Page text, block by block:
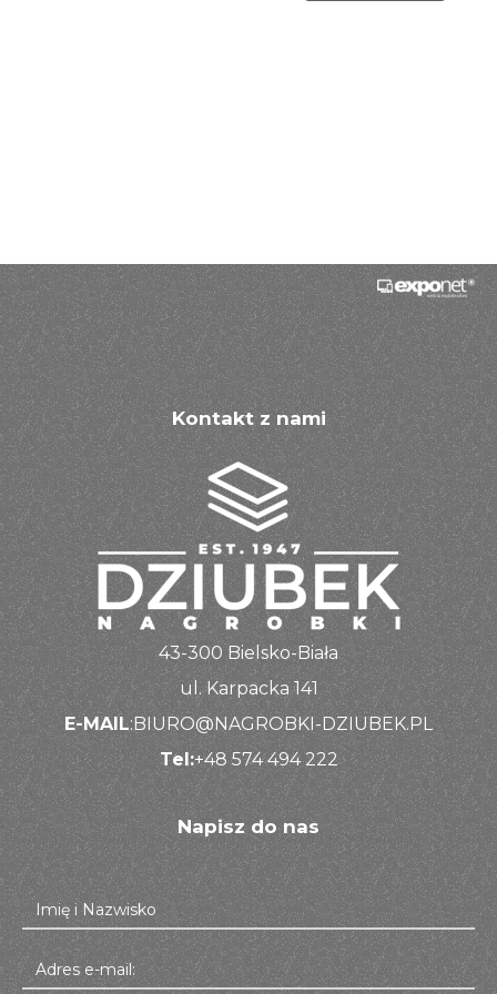
Kontakt z nami
43-300 Bielsko-Biała
ul. Karpacka 141
E-MAIL:BIURO@NAGROBKI-DZIUBEK.PL
Tel:+48 574 494 222
Napisz do nas